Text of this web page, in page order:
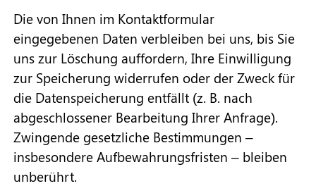
Die von Ihnen im Kontaktformular
eingegebenen Daten verbleiben bei uns, bis Sie
uns zur Löschung auffordern, Ihre Einwilligung
zur Speicherung widerrufen oder der Zweck für
die Datenspeicherung entfällt (z. B. nach
abgeschlossener Bearbeitung Ihrer Anfrage).
Zwingende gesetzliche Bestimmungen –
insbesondere Aufbewahrungsfristen – bleiben
unberührt.